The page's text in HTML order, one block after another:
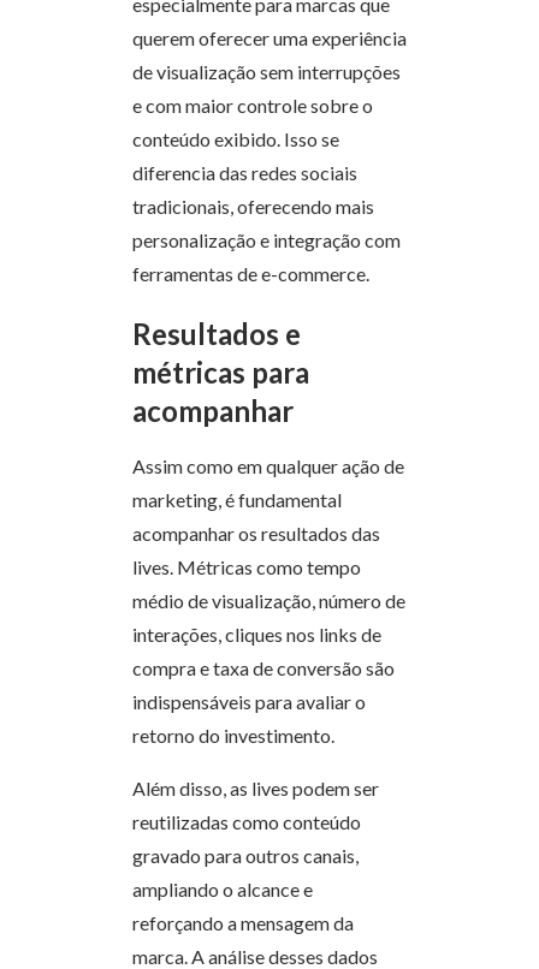
querem oferecer uma experiência
de visualização sem interrupções
e com maior controle sobre o
conteúdo exibido. Isso se
diferencia das redes sociais
tradicionais, oferecendo mais
personalização e integração com
ferramentas de e-commerce.
Resultados e
métricas para
acompanhar
Assim como em qualquer ação de
marketing, é fundamental
acompanhar os resultados das
lives. Métricas como tempo
médio de visualização, número de
interações, cliques nos links de
compra e taxa de conversão são
indispensáveis para avaliar o
retorno do investimento.
Além disso, as lives podem ser
reutilizadas como conteúdo
gravado para outros canais,
ampliando o alcance e
reforçando a mensagem da
marca. A análise desses dados